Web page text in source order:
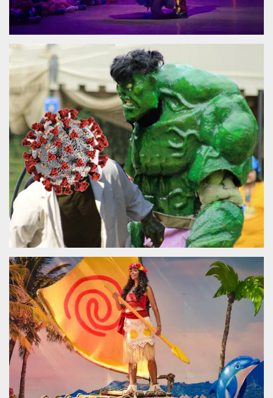
browser accetti i
cookie.
PHPSESSID
PHP.net
oooh.events
Sessione
Cookie
generato da
Si tratta di un
identificatore
generico
utilizzato per
mantenere le
variabili di
sessione utente.
Normalmente è
un numero
generato in
modo casuale, il
modo in cui
viene utilizzato
può essere
specifico per il
sito, ma un
buon esempio è
mantenere uno
stato di accesso
per un utente
tra le pagine.
m
Stripe
m.stripe.com
Questo cookie
viene
generalmente
utilizzato per le
prestazioni e
l'ottimizzazione
dei servizi di
elaborazione
dei pagamenti,
facilitando la
memorizzazione
dei contenuti
sul browser per
rendere le
pagine più
veloci.